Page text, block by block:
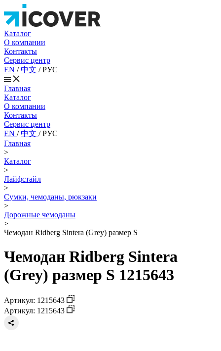
Каталог
О компании
Контакты
Сервис центр
EN /中文 /РУС
Главная
Каталог
О компании
Контакты
Сервис центр
EN /中文 /РУС
Главная
>
Каталог
>
Лайфстайл
>
Сумки, чемоданы, рюкзаки
>
Дорожные чемоданы
>
Чемодан Ridberg Sintera (Grey) размер S
Чемодан Ridberg Sintera
(Grey) размер S 1215643
Артикул: 1215643
Артикул: 1215643